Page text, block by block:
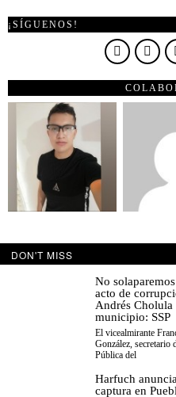
¡SÍGUENOS!
DON'T MISS
No
acto de
Andrés Cholula
municipio: SSP
El vicealmirante
González, secretario
Pública del
Harfuch
captura en